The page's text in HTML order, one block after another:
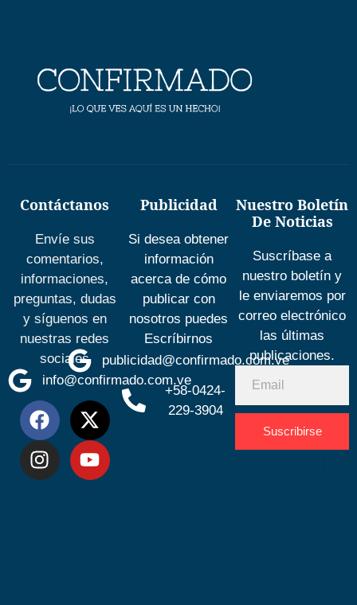
Contáctanos
Envíe sus
comentarios,
informaciones,
preguntas, dudas
y síguenos en
nuestras redes
sociales
info@confirmado.com.ve
Publicidad
Si desea obtener
información
acerca de cómo
publicar con
nosotros puedes
Escríbirnos
publicidad@confirmado.com.ve
+58-0424-
229-3904
Nuestro Boletín
De Noticias
Suscríbase a
nuestro boletín y
le enviaremos por
correo electrónico
las últimas
publicaciones.
Suscribirse